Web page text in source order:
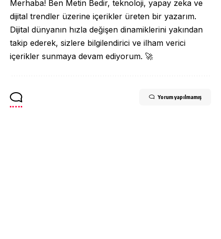
Merhaba! Ben Metin Bedir, teknoloji, yapay zeka ve
dijital trendler üzerine içerikler üreten bir yazarım.
Dijital dünyanın hızla değişen dinamiklerini yakından
takip ederek, sizlere bilgilendirici ve ilham verici
içerikler sunmaya devam ediyorum. 🚀
Yorum yapılmamış